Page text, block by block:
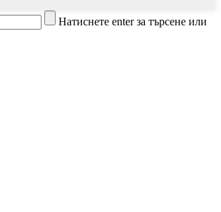
Натиснете enter за търсене или